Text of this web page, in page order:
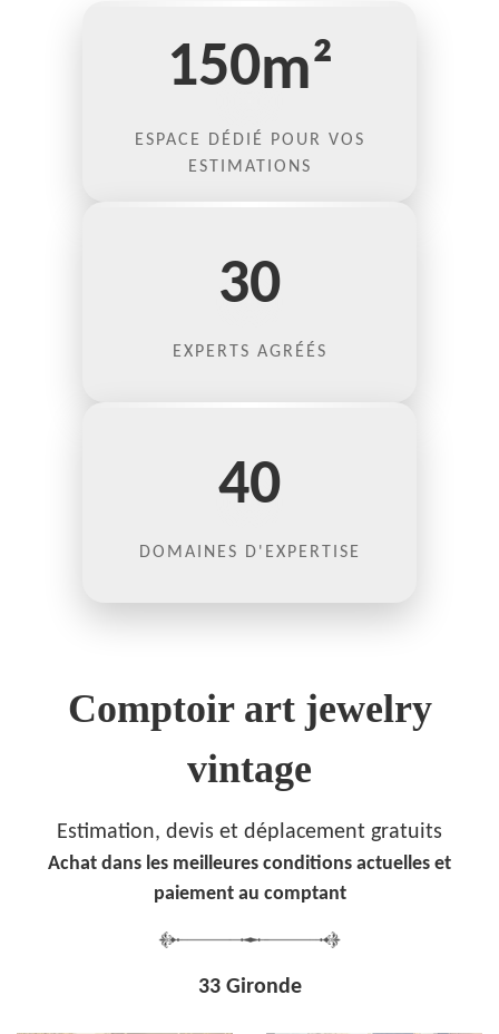
150m²
ESPACE DÉDIÉ POUR VOS
ESTIMATIONS
30
EXPERTS AGRÉÉS
40
DOMAINES D'EXPERTISE
Comptoir art jewelry
vintage
Estimation, devis et déplacement gratuits
Achat dans les meilleures conditions actuelles et
paiement au comptant
33 Gironde